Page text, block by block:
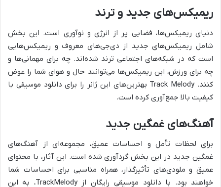
ریمیکس‌های جدید و ترند
دنیای ریمیکس‌ها، فضایی پر از انرژی و نوآوری است. این بخش
شامل ریمیکس‌های جدید از دی‌جی‌های معروف و ریمیکس‌هایی
است که در شبکه‌های اجتماعی ترند شده‌اند. چه برای مهمانی‌ها و
چه برای ورزش، این ریمیکس‌ها می‌توانند حال و هوای شما را عوض
کنند. Track Melody بهترین‌های این ژانر را برای دانلود موسیقی با
کیفیت بالا جمع‌آوری کرده است.
آهنگ‌های غمگین جدید
برای لحظات تأمل و احساسات عمیق، مجموعه‌ای از آهنگ‌های
غمگین جدید در این بخش گردآوری شده است. این آثار، با محتوای
عمیق و ملودی‌های تأثیرگذار، همراه مناسبی برای احساسات شما
خواهند بود. با دانلود موسیقی رایگان از TrackMelody، به این